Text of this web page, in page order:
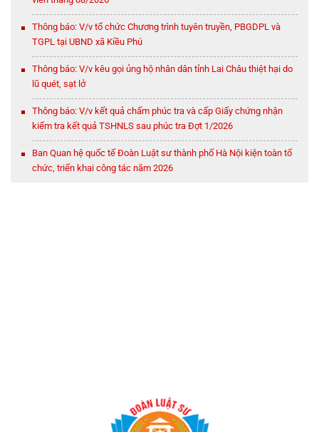
Thông báo: V/v tổ chức Chương trình tuyên truyền, PBGDPL và
TGPL tại UBND xã Kiều Phú
Thông báo: V/v kêu gọi ủng hộ nhân dân tỉnh Lai Châu thiệt hại do
lũ quét, sạt lở
Thông báo: V/v kết quả chấm phúc tra và cấp Giấy chứng nhận
kiểm tra kết quả TSHNLS sau phúc tra Đợt 1/2026
Ban Quan hệ quốc tế Đoàn Luật sư thành phố Hà Nội kiện toàn tổ
chức, triển khai công tác năm 2026